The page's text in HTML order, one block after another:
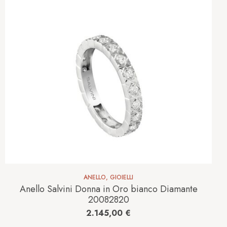
ANELLO, GIOIELLI
Anello Salvini Donna in Oro bianco Diamante
20082820
2.145,00 €